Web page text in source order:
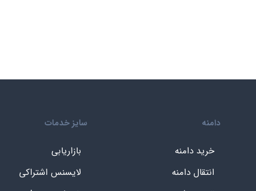
دامنه
خرید دامنه
انتقال دامنه
سایز خدمات
بازاریابی
لایسنس اشتراکی